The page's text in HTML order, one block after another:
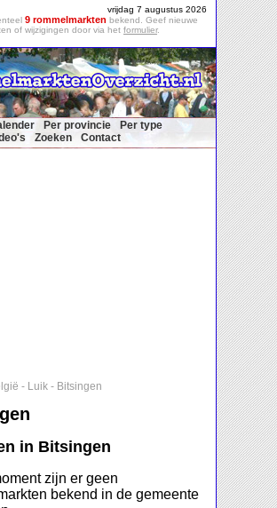
vrijdag 7 augustus 2026
9 rommelmarkten bekend. Geef nieuwe
of wijzigingen door via het formulier.
Per provincie
Per type
Zoeken Contact
- Luik - Bitsingen
in Bitsingen
zijn er geen
bekend in de gemeente